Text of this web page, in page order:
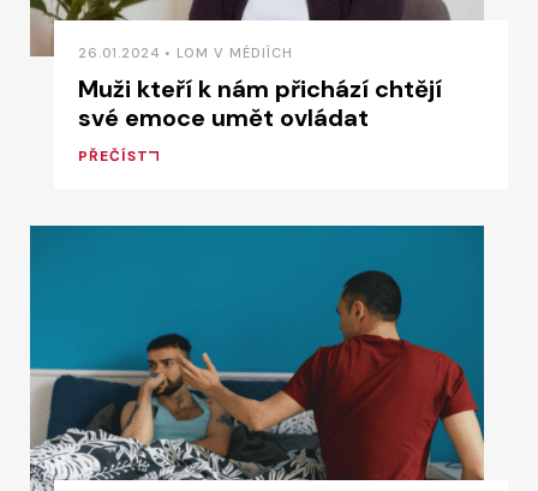
26.01.2024 • LOM V MÉDIÍCH
Muži kteří k nám přichází chtějí
své emoce umět ovládat
PŘEČÍST